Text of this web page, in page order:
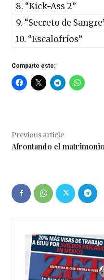
8. “Kick-Ass 2”
9. “Secreto de
10. “Escalofríos”
Comparte esto:
Previous article
Afrontando el